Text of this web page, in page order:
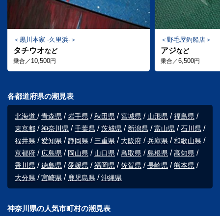
黒川本家 -久里浜-
タチウオなど
乗合／ 10,500円
野毛屋釣船店
アジなど
乗合／6,500円
各都道府県の潮見表
北海道 青森県 岩手県 秋田県 宮城県 山形県
福島県
東京都
神奈川県 千葉県 茨城県 新潟県 富山県
石川県
福井県
愛知県 静岡県 三重県 大阪府 兵庫県
和歌山県
京都府
広島県 岡山県 山口県 鳥取県 島根県
高知県
香川県
徳島県 愛媛県 福岡県 佐賀県 長崎県
熊本県
大分県
宮崎県 鹿児島県 沖縄県
神奈川県の人気市町村の潮見表